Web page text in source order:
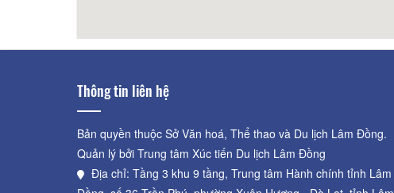
Thông tin liên hệ
Bản quyền thuộc Sở Văn hoá, Thể thao và Du lịch Lâm Đồng.
Quản lý bởi Trung tâm Xúc tiến Du lịch Lâm Đồng
Địa chỉ: Tầng 3 khu 9 tầng, Trung tâm Hành chính tỉnh Lâm